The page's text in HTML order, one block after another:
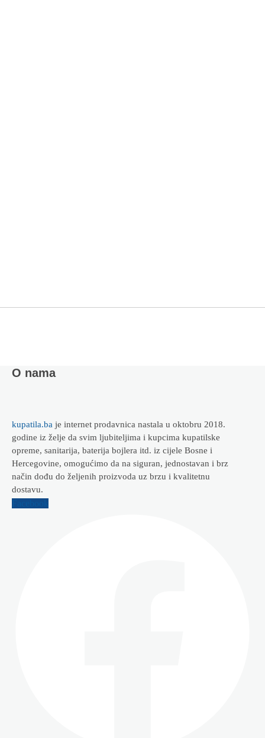
O nama
kupatila.ba je internet prodavnica nastala u oktobru 2018.
godine iz želje da svim ljubiteljima i kupcima kupatilske
opreme, sanitarija, baterija bojlera itd. iz cijele Bosne i
Hercegovine, omogućimo da na siguran, jednostavan i brz
način dođu do željenih proizvoda uz brzu i kvalitetnu
dostavu.